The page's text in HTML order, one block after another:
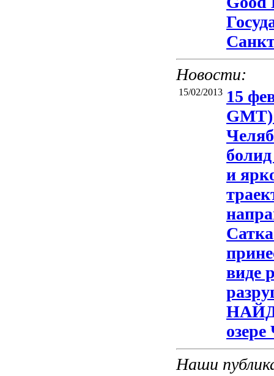
Новости:
15/02/2013 15
GMT)
и
виде
Наши